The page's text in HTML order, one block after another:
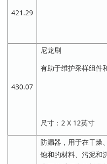
421.29
430.07
尼龙刷
有助于维护采样
尺寸：2 X 12英寸
防漏器，用于在干燥
饱和的材料、污泥和